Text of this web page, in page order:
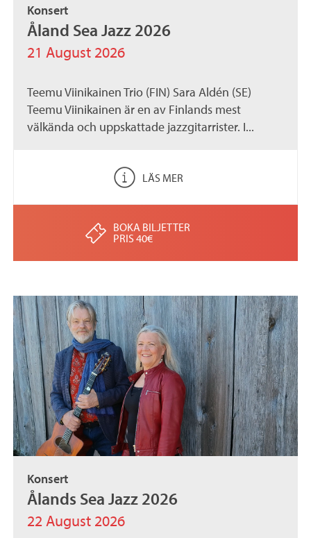
Konsert
Åland Sea Jazz 2026
21 August 2026
Teemu Viinikainen Trio (FIN) Sara Aldén (SE)
Teemu Viinikainen är en av Finlands mest
välkända och uppskattade jazzgitarrister. I...
LÄS MER
BOKA BILJETTER
PRIS 40€
Konsert
Ålands Sea Jazz 2026
22 August 2026